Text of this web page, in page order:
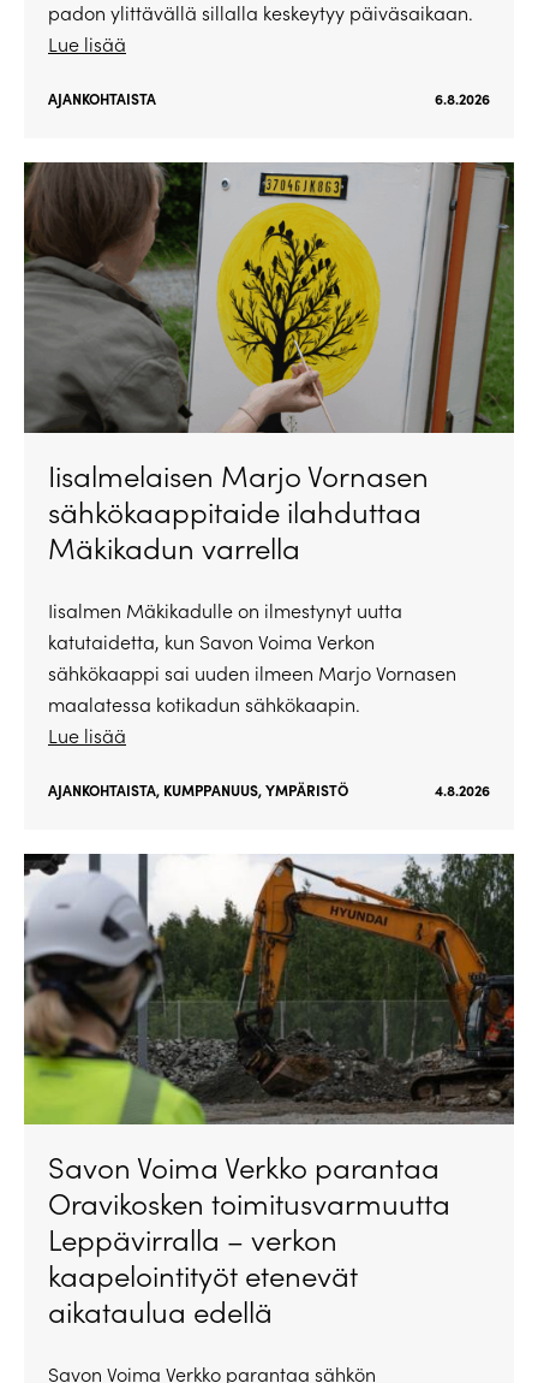
padon ylittävällä sillalla keskeytyy päiväsaikaan.
Lue lisää
AJANKOHTAISTA 6.8.2026
Iisalmelaisen Marjo Vornasen
sähkökaappitaide ilahduttaa
Mäkikadun varrella
Iisalmen Mäkikadulle on ilmestynyt uutta
katutaidetta, kun Savon Voima Verkon
sähkökaappi sai uuden ilmeen Marjo Vornasen
maalatessa kotikadun sähkökaapin.
Lue lisää
AJANKOHTAISTA, KUMPPANUUS,YMPÄRISTÖ 4.8.2026
Savon Voima Verkko parantaa
Oravikosken toimitusvarmuutta
Leppävirralla – verkon
kaapelointityöt etenevät
aikataulua edellä
Savon Voima Verkko parantaa sähkön